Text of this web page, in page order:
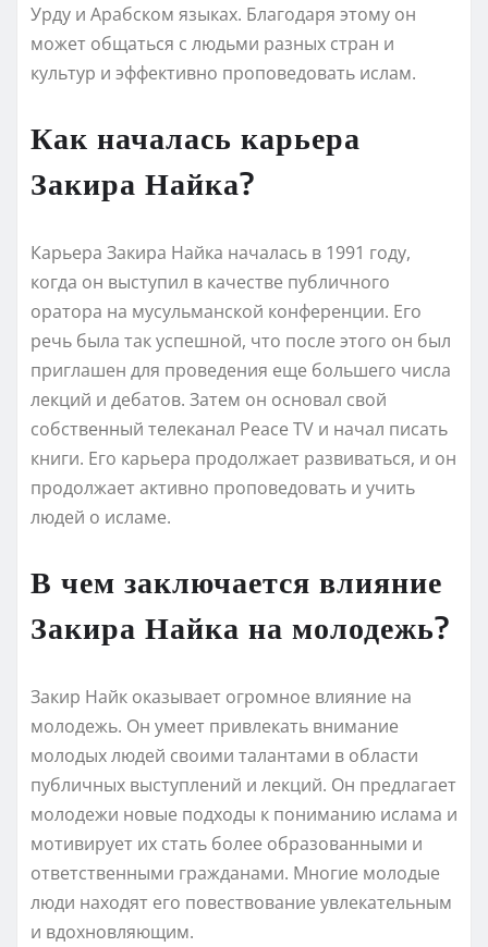
Урду и Арабском языках. Благодаря этому он
может общаться с людьми разных стран и
культур и эффективно проповедовать ислам.
Как началась карьера
Закира Найка?
Карьера Закира Найка началась в 1991 году,
когда он выступил в качестве публичного
оратора на мусульманской конференции. Его
речь была так успешной, что после этого он был
приглашен для проведения еще большего числа
лекций и дебатов. Затем он основал свой
собственный телеканал Peace TV и начал писать
книги. Его карьера продолжает развиваться, и он
продолжает активно проповедовать и учить
людей о исламе.
В чем заключается влияние
Закира Найка на молодежь?
Закир Найк оказывает огромное влияние на
молодежь. Он умеет привлекать внимание
молодых людей своими талантами в области
публичных выступлений и лекций. Он предлагает
молодежи новые подходы к пониманию ислама и
мотивирует их стать более образованными и
ответственными гражданами. Многие молодые
люди находят его повествование увлекательным
и вдохновляющим.